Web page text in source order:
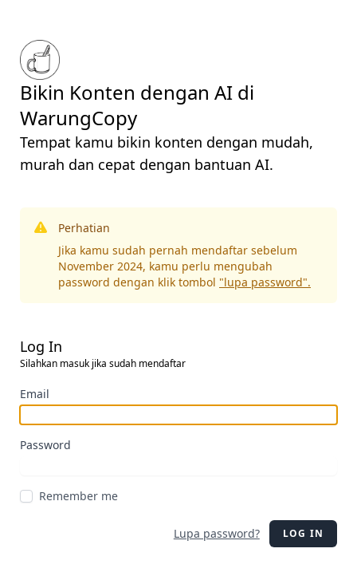
Bikin Konten dengan AI di
WarungCopy
Tempat kamu bikin konten dengan mudah,
murah dan cepat dengan bantuan AI.
Perhatian
Jika kamu sudah pernah mendaftar sebelum
November 2024, kamu perlu mengubah
password dengan klik tombol "lupa password".
Log In
Silahkan masuk jika sudah mendaftar
Email
Password
Remember me
Lupa password? LOG IN